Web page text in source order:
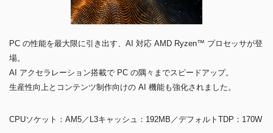
PC の性能を最大限に引き出す、AI 対応 AMD Ryzen™ プロセッサが登
場。
AI アクセラレーション搭載で PC の隅々までスピードアップ。
生産性向上とコンテンツ制作向けの AI 機能も強化されました。
CPUソケット：AM5／L3キャッシュ：192MB／デフォルトTDP：170W